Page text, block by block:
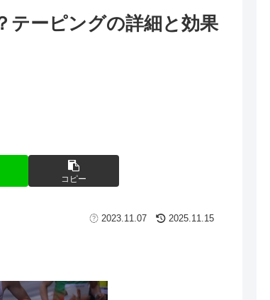
テーピングの詳細と効果
コピー
2023.11.07 2025.11.15